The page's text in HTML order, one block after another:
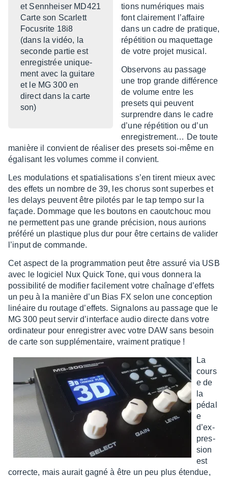
et Senn­hei­ser MD421
Carte son Scar­lett
Focus­rite 18i8
(dans la vidéo, la
seconde partie est
enre­gis­trée unique­
ment avec la guitare
et le MG 300 en
direct dans la carte
son)
tions numé­riques mais
font clai­re­ment l’af­faire
dans un cadre de pratique,
répé­ti­tion ou maquet­tage
de votre projet musi­cal.
Obser­vons au passage
une trop grande diffé­rence
de volume entre les
presets qui peuvent
surprendre dans le cadre
d’une répé­ti­tion ou d’un
enre­gis­tre­ment… De toute
manière il convient de réali­ser des presets soi-même en
égali­sant les volumes comme il convient.
Les modu­la­tions et spatia­li­sa­tions s’en tirent mieux avec
des effets un nombre de 39, les chorus sont superbes et
les delays peuvent être pilo­tés par le tap tempo sur la
façade. Dommage que les boutons en caou­tchouc mou
ne permettent pas une grande préci­sion, nous aurions
préféré un plas­tique plus dur pour être certains de vali­der
l’in­put de commande.
Cet aspect de la program­ma­tion peut être assuré via USB
avec le logi­ciel Nux Quick Tone, qui vous donnera la
possi­bi­lité de modi­fier faci­le­ment votre chaî­nage d’ef­fets
un peu à la manière d’un Bias FX selon une concep­tion
linéaire du routage d’ef­fets. Signa­lons au passage que le
MG 300 peut servir d’in­ter­face audio directe dans votre
ordi­na­teur pour enre­gis­trer avec votre DAW sans besoin
de carte son supplé­men­taire, vrai­ment pratique !
La
cours
e de
la
pédal
e
d’ex­
pres­
sion
est
correcte, mais aurait gagné à être un peu plus éten­due,